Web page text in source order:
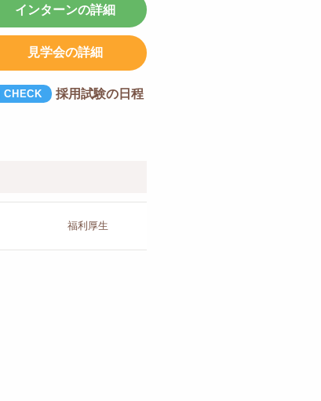
インターンの詳細
見学会の詳細
採用試験の日程
福利厚生